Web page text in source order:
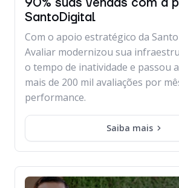
SantoDigital
Com o apoio estratégico da
Avaliar modernizou sua
o tempo de inatividade e passou
mais de 200 mil avaliações por
performance.
Saiba mais